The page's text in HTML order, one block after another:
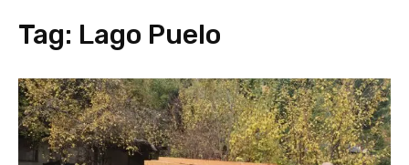
Tag: Lago Puelo